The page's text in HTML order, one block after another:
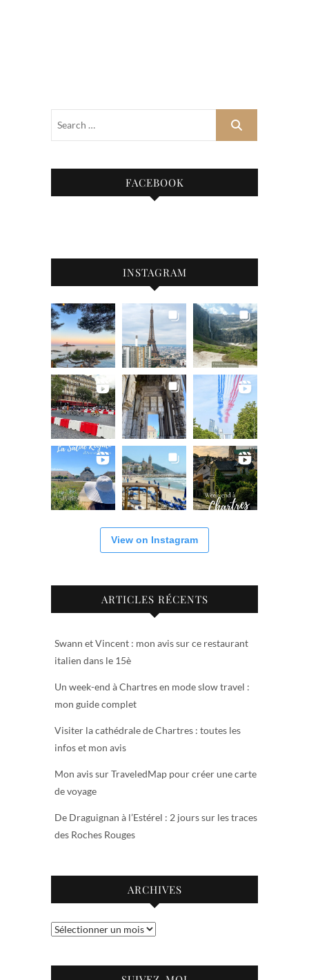
FACEBOOK
INSTAGRAM
View on Instagram
ARTICLES RÉCENTS
Swann et Vincent : mon avis sur ce restaurant
italien dans le 15è
Un week-end à Chartres en mode slow travel :
mon guide complet
Visiter la cathédrale de Chartres : toutes les
infos et mon avis
Mon avis sur TraveledMap pour créer une carte
de voyage
De Draguignan à l’Estérel : 2 jours sur les traces
des Roches Rouges
ARCHIVES
Archives